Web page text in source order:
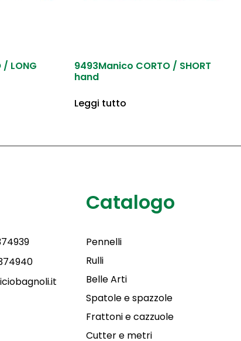
/ LONG
9493Manico CORTO / SHORT
hand
Leggi tutto
Catalogo
Pennelli
Rulli
Belle Arti
Spatole e spazzole
Frattoni e cazzuole
Cutter e metri